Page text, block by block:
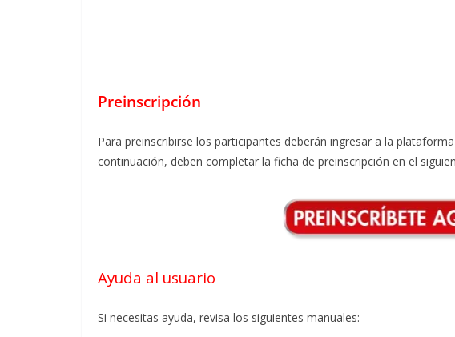
Preinscripción
Para preinscribirse los participantes deberán ingresar a la
continuación, deben completar la ficha de preinscripción en el
Ayuda al usuario
Si necesitas ayuda, revisa los siguientes manuales: